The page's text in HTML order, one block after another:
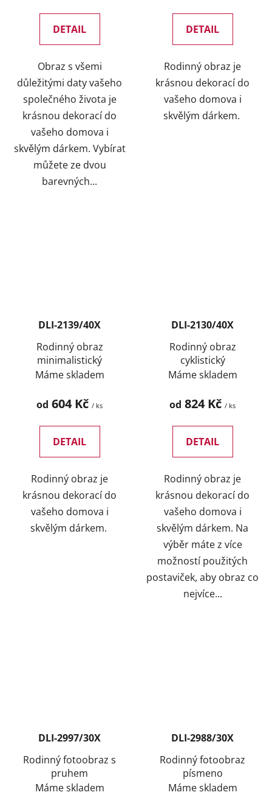
DETAIL
Obraz s všemi
důležitými daty vašeho
společného života je
krásnou dekorací do
vašeho domova i
skvělým dárkem. Vybírat
můžete ze dvou
barevných...
DETAIL
Rodinný obraz je
krásnou dekorací do
vašeho domova i
skvělým dárkem.
DLI-2139/40X
Rodinný obraz
minimalistický
Máme skladem
od 604 Kč / ks
DETAIL
Rodinný obraz je
krásnou dekorací do
vašeho domova i
skvělým dárkem.
DLI-2130/40X
Rodinný obraz
cyklistický
Máme skladem
od 824 Kč / ks
DETAIL
Rodinný obraz je
krásnou dekorací do
vašeho domova i
skvělým dárkem. Na
výběr máte z více
možností použitých
postaviček, aby obraz co
nejvíce...
DLI-2997/30X
Rodinný fotoobraz s
pruhem
Máme skladem
DLI-2988/30X
Rodinný fotoobraz
písmeno
Máme skladem